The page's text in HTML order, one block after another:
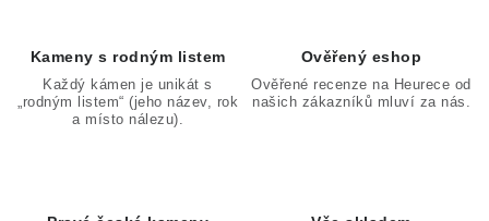
Kameny s rodným listem
Každý kámen je unikát s
„rodným listem“ (jeho název, rok
a místo nálezu).
Ověřený eshop
Ověřené recenze na Heurece od
našich zákazníků mluví za nás.